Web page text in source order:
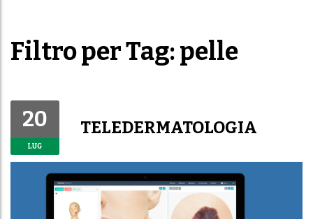
Filtro per Tag: pelle
20
LUG
TELEDERMATOLOGIA